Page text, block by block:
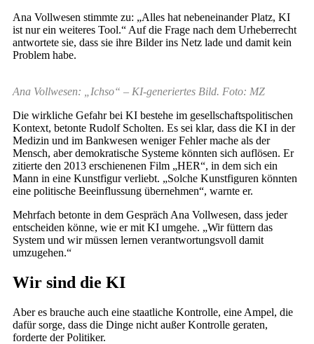
Ana Vollwesen stimmte zu: „Alles hat nebeneinander Platz, KI
ist nur ein weiteres Tool.“ Auf die Frage nach dem Urheberrecht
antwortete sie, dass sie ihre Bilder ins Netz lade und damit kein
Problem habe.
Ana Vollwesen: „Ichso“ – KI-generiertes Bild. Foto: MZ
Die wirkliche Gefahr bei KI bestehe im gesellschaftspolitischen
Kontext, betonte Rudolf Scholten. Es sei klar, dass die KI in der
Medizin und im Bankwesen weniger Fehler mache als der
Mensch, aber demokratische Systeme könnten sich auflösen. Er
zitierte den 2013 erschienenen Film „HER“, in dem sich ein
Mann in eine Kunstfigur verliebt. „Solche Kunstfiguren könnten
eine politische Beeinflussung übernehmen“, warnte er.
Mehrfach betonte in dem Gespräch Ana Vollwesen, dass jeder
entscheiden könne, wie er mit KI umgehe. „Wir füttern das
System und wir müssen lernen verantwortungsvoll damit
umzugehen.“
Wir sind die KI
Aber es brauche auch eine staatliche Kontrolle, eine Ampel, die
dafür sorge, dass die Dinge nicht außer Kontrolle geraten,
forderte der Politiker.